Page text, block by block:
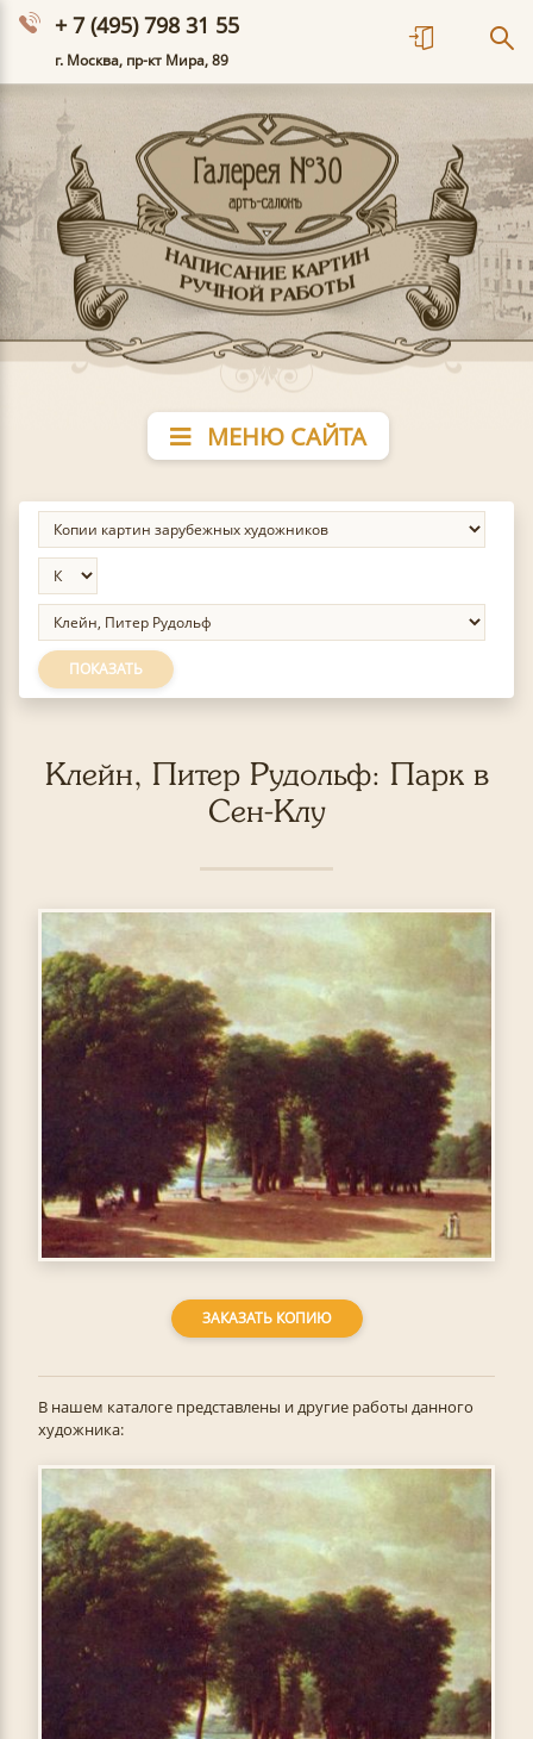
+ 7 (495) 798 31 55
г. Москва, пр-кт Мира, 89
МЕНЮ САЙТА
ПОКАЗАТЬ
Клейн, Питер Рудольф: Парк в
Сен-Клу
ЗАКАЗАТЬ КОПИЮ
В нашем каталоге представлены и другие работы данного
художника: